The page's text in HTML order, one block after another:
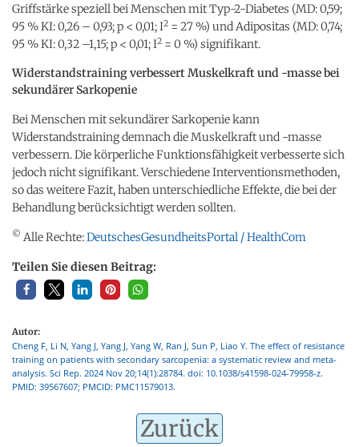
Griffstärke speziell bei Menschen mit Typ-2-Diabetes (MD: 0,59;
95 % KI: 0,26 – 0,93; p < 0,01; I2 = 27 %) und Adipositas (MD: 0,74;
95 % KI: 0,32 –1,15; p < 0,01; I2 = 0 %) signifikant.
Widerstandstraining verbessert Muskelkraft und -masse bei
sekundärer Sarkopenie
Bei Menschen mit sekundärer Sarkopenie kann
Widerstandstraining demnach die Muskelkraft und -masse
verbessern. Die körperliche Funktionsfähigkeit verbesserte sich
jedoch nicht signifikant. Verschiedene Interventionsmethoden,
so das weitere Fazit, haben unterschiedliche Effekte, die bei der
Behandlung berücksichtigt werden sollten.
© Alle Rechte:DeutschesGesundheitsPortal / HealthCom
Teilen Sie diesen Beitrag:
Autor:
Cheng F, Li N, Yang J, Yang J, Yang W, Ran J, Sun P, Liao Y. The effect of resistance
training on patients with secondary sarcopenia: a systematic review and meta-
analysis. Sci Rep. 2024 Nov 20;14(1):28784. doi: 10.1038/s41598-024-79958-z.
PMID: 39567607; PMCID: PMC11579013.
Zurück